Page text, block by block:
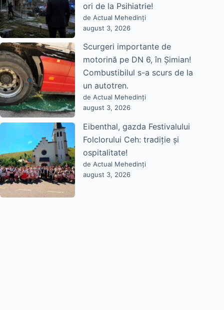
ori de la Psihiatrie!
de Actual Mehedinți
august 3, 2026
Scurgeri importante de
motorină pe DN 6, în Șimian!
Combustibilul s-a scurs de la
un autotren.
de Actual Mehedinți
august 3, 2026
Eibenthal, gazda Festivalului
Folclorului Ceh: tradiție și
ospitalitate!
de Actual Mehedinți
august 3, 2026